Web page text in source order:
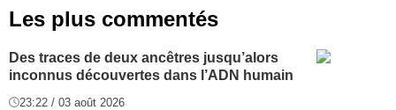
Les plus commentés
Des traces de deux ancêtres jusqu’alors
inconnus découvertes dans l’ADN humain
23:22 / 03 août 2026